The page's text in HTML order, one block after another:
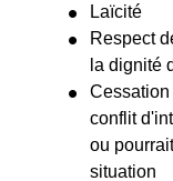
Laïcité
Respect
la dignité
conflit
ou
situation